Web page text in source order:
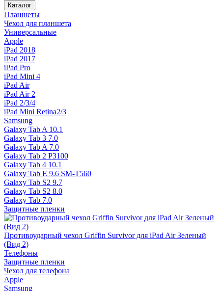
Каталог
Планшеты
Чехол для планшета
Универсальные
Apple
iPad 2018
iPad 2017
iPad Pro
iPad Mini 4
iPad Air
iPad Air 2
iPad 2/3/4
iPad Mini Retina2/3
Samsung
Galaxy Tab A 10.1
Galaxy Tab 3 7.0
Galaxy Tab A 7.0
Galaxy Tab 2 P3100
Galaxy Tab 4 10.1
Galaxy Tab E 9.6 SM-T560
Galaxy Tab S2 9.7
Galaxy Tab S2 8.0
Galaxy Tab 7.0
Защитные пленки
Противоударный чехол Griffin Survivor для iPad Air Зеленый
(Вид 2)
Телефоны
Защитные пленки
Чехол для телефона
Apple
Samsung